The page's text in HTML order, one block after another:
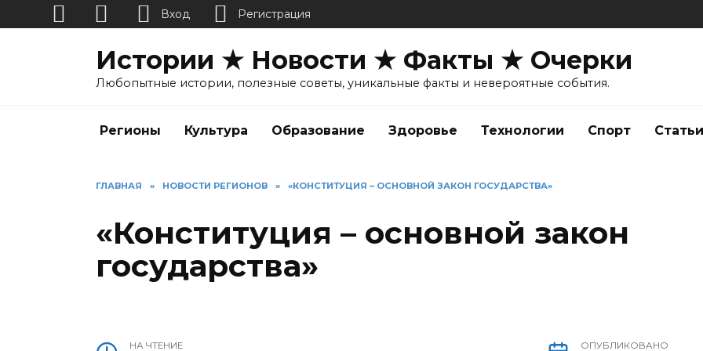
Истории ★ Новости ★ Факты ★ Очерки
Любопытные истории, полезные советы, уникальные факты и невероятные события.
Регионы Культура Образование Здоровье Технологии Спорт Статьи
ГЛАВНАЯ » НОВОСТИ РЕГИОНОВ » «КОНСТИТУЦИЯ – ОСНОВНОЙ ЗАКОН ГОСУДАРСТВА»
«Конституция – основной закон
государства»
НА ЧТЕНИЕ ОПУБЛИКОВАНО
Вход Регистрация